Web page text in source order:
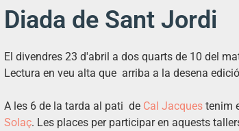
Diada de Sant Jordi
El divendres 23 d'abril a dos quarts de 10 del
Lectura en veu alta que arriba a la desena
A les 6 de la tarda al pati de Cal Jacques tenim
Solaç. Les places per participar en aquests